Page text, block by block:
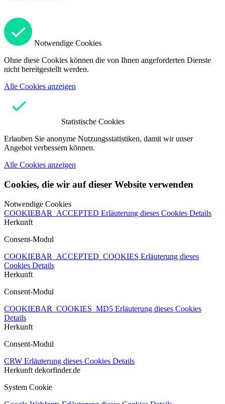
Notwendige Cookies
Ohne diese Cookies können die von Ihnen angeforderten Dienste
nicht bereitgestellt werden.
Alle Cookies anzeigen
Statistische Cookies
Erlauben Sie anonyme Nutzungsstatistiken, damit wir unser
Angebot verbessern können.
Alle Cookies anzeigen
Cookies, die wir auf dieser Website verwenden
Notwendige Cookies
COOKIEBAR_ACCEPTED Erläuterung dieses Cookies Details
Herkunft
Consent-Modul
COOKIEBAR_ACCEPTED_COOKIES Erläuterung dieses
Cookies Details
Herkunft
Consent-Modul
COOKIEBAR_COOKIES_MD5 Erläuterung dieses Cookies
Details
Herkunft
Consent-Modul
CRW Erläuterung dieses Cookies Details
Herkunft dekorfinder.de
System Cookie